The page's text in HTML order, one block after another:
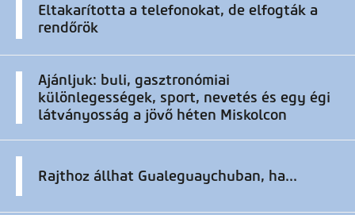
Eltakarította a telefonokat, de elfogták a
rendőrök
Ajánljuk: buli, gasztronómiai
különlegességek, sport, nevetés és egy égi
látványosság a jövő héten Miskolcon
Rajthoz állhat Gualeguaychuban, ha...